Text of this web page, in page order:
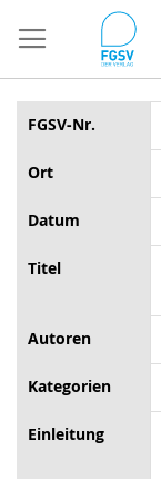
zum
Inhalt
FGSV-Nr.
Ort
Datum
Titel
Autoren
Kategorien
Einleitung